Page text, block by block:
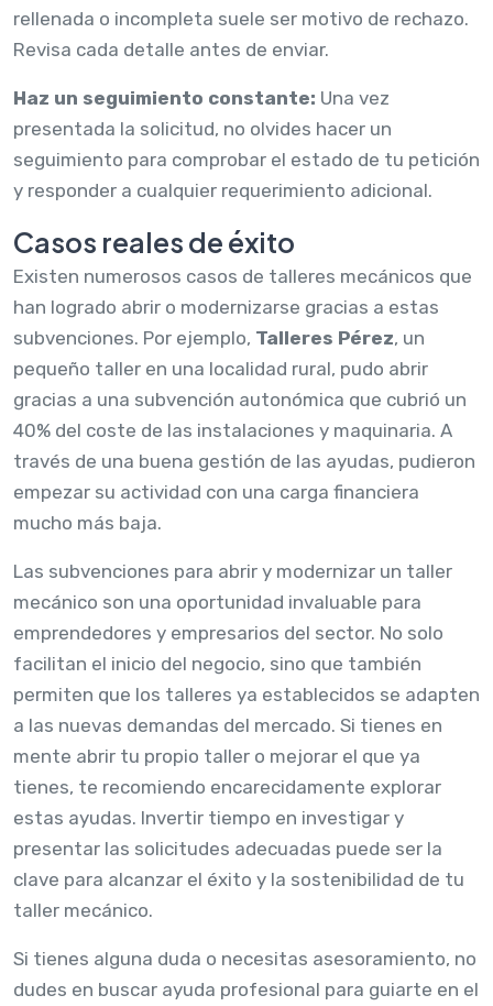
rellenada o incompleta suele ser motivo de rechazo.
Revisa cada detalle antes de enviar.
Haz un seguimiento constante: Una vez
presentada la solicitud, no olvides hacer un
seguimiento para comprobar el estado de tu petición
y responder a cualquier requerimiento adicional.
Casos reales de éxito
Existen numerosos casos de talleres mecánicos que
han logrado abrir o modernizarse gracias a estas
subvenciones. Por ejemplo, Talleres Pérez, un
pequeño taller en una localidad rural, pudo abrir
gracias a una subvención autonómica que cubrió un
40% del coste de las instalaciones y maquinaria. A
través de una buena gestión de las ayudas, pudieron
empezar su actividad con una carga financiera
mucho más baja.
Las subvenciones para abrir y modernizar un taller
mecánico son una oportunidad invaluable para
emprendedores y empresarios del sector. No solo
facilitan el inicio del negocio, sino que también
permiten que los talleres ya establecidos se adapten
a las nuevas demandas del mercado. Si tienes en
mente abrir tu propio taller o mejorar el que ya
tienes, te recomiendo encarecidamente explorar
estas ayudas. Invertir tiempo en investigar y
presentar las solicitudes adecuadas puede ser la
clave para alcanzar el éxito y la sostenibilidad de tu
taller mecánico.
Si tienes alguna duda o necesitas asesoramiento, no
dudes en buscar ayuda profesional para guiarte en el